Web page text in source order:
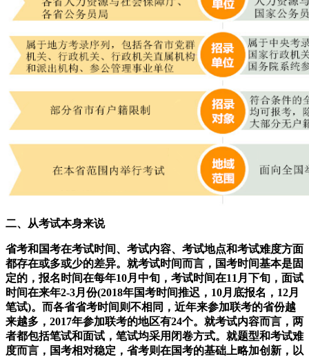
二、从考试本身来说
省考和国考在考试时间、考试内容、考试地点和考试难度方面
都存在或多或少的差异。就考试时间而言，国考时间基本是固
定的，报名时间在每年10月中旬，考试时间在11月下旬，面试
时间在来年2-3月份(2018年国考时间推迟，10月底报名，12月
笔试)。而各省省考时间则不相同，近年来参加联考的省份越
来越多，2017年参加联考的地区有24个。就考试内容而言，两
者都包括笔试和面试，笔试均采用闭卷方式。就题型和考试难
度而言，国考相对稳定，省考则在国考的基础上略加创新，以